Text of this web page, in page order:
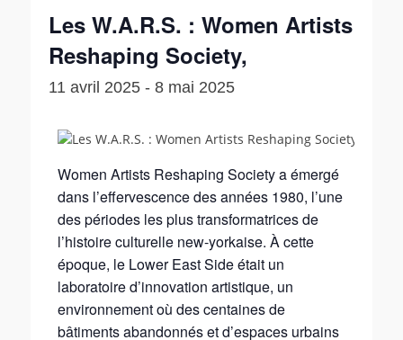
Les W.A.R.S. : Women Artists
Reshaping Society,
11 avril 2025 - 8 mai 2025
Women Artists Reshaping Society a émergé
dans l’effervescence des années 1980, l’une
des périodes les plus transformatrices de
l’histoire culturelle new-yorkaise. À cette
époque, le Lower East Side était un
laboratoire d’innovation artistique, un
environnement où des centaines de
bâtiments abandonnés et d’espaces urbains